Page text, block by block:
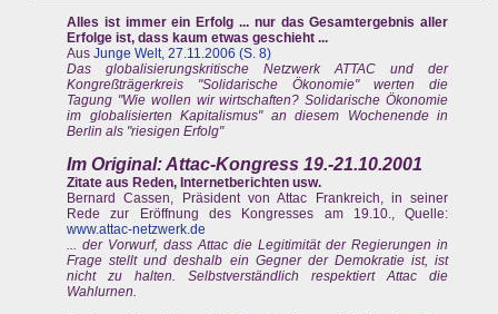
Alles ist immer ein Erfolg ... nur das Gesamtergebnis aller
Erfolge ist, dass kaum etwas geschieht ...
Aus Junge Welt, 27.11.2006 (S. 8)
Das globalisierungskritische Netzwerk ATTAC und der
Kongreßträgerkreis "Solidarische Ökonomie" werten die
Tagung "Wie wollen wir wirtschaften? Solidarische Ökonomie
im globalisierten Kapitalismus" an diesem Wochenende in
Berlin als "riesigen Erfolg"
Im Original: Attac-Kongress 19.-21.10.2001
Zitate aus Reden, Internetberichten usw.
Bernard Cassen, Präsident von Attac Frankreich, in seiner
Rede zur Eröffnung des Kongresses am 19.10., Quelle:
www.attac-netzwerk.de
... der Vorwurf, dass Attac die Legitimität der Regierungen in
Frage stellt und deshalb ein Gegner der Demokratie ist, ist
nicht zu halten. Selbstverständlich respektiert Attac die
Wahlurnen.